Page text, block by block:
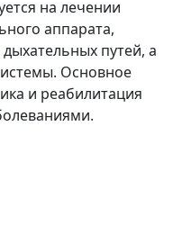
на лечении
аппарата,
путей, а
Основное
и реабилитация